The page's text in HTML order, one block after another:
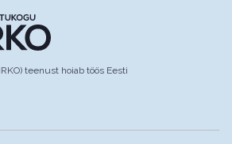
teenust hoiab töös Eesti